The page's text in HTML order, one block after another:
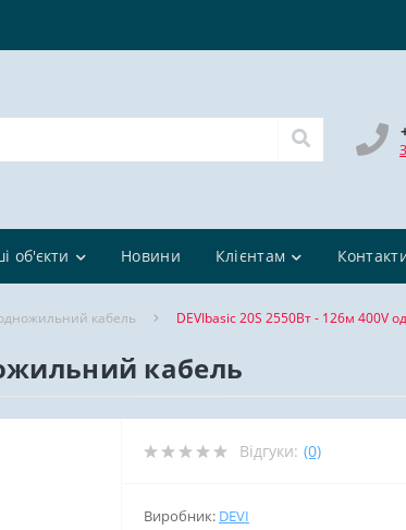
об'єкти Новини Клієнтам
кабель DEVIbasic 20S 2550Вт - 126м 400V
кабель
Відгуки: (0)
Виробник: DEVI